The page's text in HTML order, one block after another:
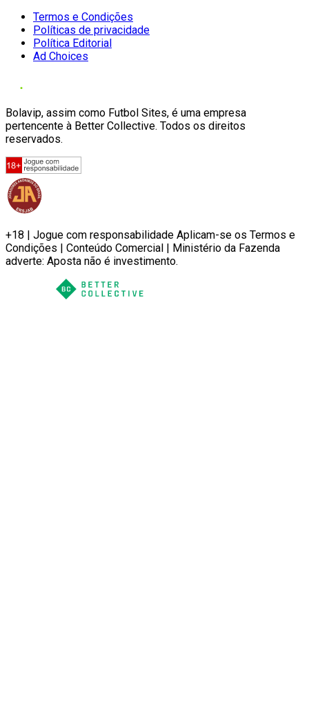
Termos e Condições
Políticas de privacidade
Política Editorial
Ad Choices
Bolavip, assim como Futbol Sites, é uma empresa
pertencente à Better Collective. Todos os direitos
reservados.
+18 | Jogue com responsabilidade Aplicam-se os Termos e
Condições | Conteúdo Comercial | Ministério da Fazenda
adverte: Aposta não é investimento.